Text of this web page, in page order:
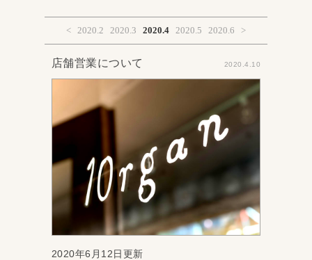
< 2020.2 2020.3 2020.4 2020.5 2020.6 >
店舗営業について 2020.4.10
2020年6月12日更新